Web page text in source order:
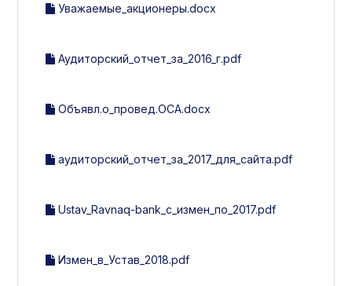
Уважаемые_акционеры.docx
Аудиторский_отчет_за_2016_г.pdf
Объявл.о_провед.ОСА.docx
аудиторский_отчет_за_2017_для_сайта.pdf
Ustav_Ravnaq-bank_с_измен_по_2017.pdf
Измен_в_Устав_2018.pdf